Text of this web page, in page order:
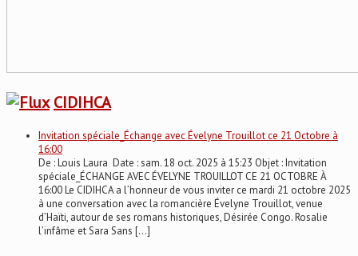
CIDIHCA
Invitation spéciale_Échange avec Évelyne Trouillot ce 21 Octobre à
16:00
De : Louis Laura Date : sam. 18 oct. 2025 à 15:23 Objet : Invitation
spéciale_ÉCHANGE AVEC ÉVELYNE TROUILLOT CE 21 OCTOBRE À
16:00 Le CIDIHCA a l’honneur de vous inviter ce mardi 21 octobre 2025
à une conversation avec la romancière Évelyne Trouillot, venue
d’Haïti, autour de ses romans historiques, Désirée Congo. Rosalie
l’infâme et Sara Sans […]